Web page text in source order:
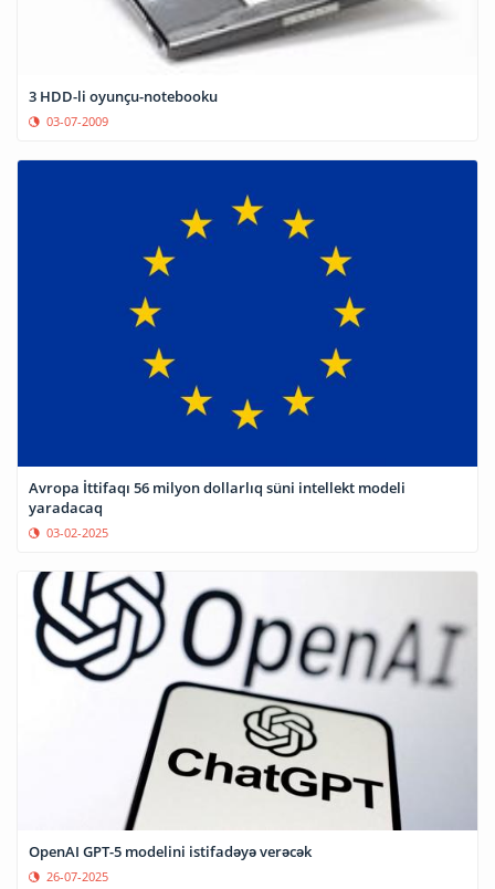
3 HDD-li oyunçu-notebooku
03-07-2009
Avropa İttifaqı 56 milyon dollarlıq süni intellekt modeli
yaradacaq
03-02-2025
OpenAI GPT-5 modelini istifadəyə verəcək
26-07-2025